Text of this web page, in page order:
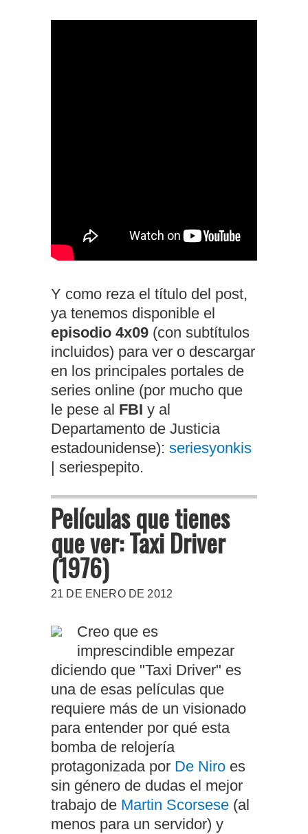
Y como reza el título del post,
ya tenemos disponible el
episodio 4x09 (con subtítulos
incluidos) para ver o descargar
en los principales portales de
series online (por mucho que
le pese al FBI y al
Departamento de Justicia
estadounidense): seriesyonkis
| seriespepito.
Películas que tienes
que ver: Taxi Driver
(1976)
21 DE ENERO DE 2012
Creo que es
imprescindible empezar
diciendo que "Taxi Driver" es
una de esas películas que
requiere más de un visionado
para entender por qué esta
bomba de relojería
protagonizada por De Niro es
sin género de dudas el mejor
trabajo de Martin Scorsese (al
menos para un servidor) y